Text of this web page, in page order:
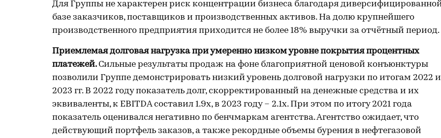
Для Группы не характерен риск концентрации бизнеса благодаря
базе заказчиков, поставщиков и производственных активов. На долю крупнейшего
производственного предприятия приходится не более 18% выручки за отчётный период.
Приемлемая долговая нагрузка при умеренно низком уровне покрытия процентных
платежей. Сильные результаты продаж на фоне благоприятной ценовой конъюнктуры
позволили Группе демонстрировать низкий уровень долговой нагрузки по итогам 2022 и
2023 гг. В 2022 году показатель долг, скорректированный на денежные средства и их
эквиваленты, к EBITDA составил 1.9х, в 2023 году – 2.1х. При этом по итогу 2021 года
показатель оценивался негативно по бенчмаркам агентства. Агентство ожидает, что
действующий портфель заказов, а также рекордные объемы бурения в нефтегазовой